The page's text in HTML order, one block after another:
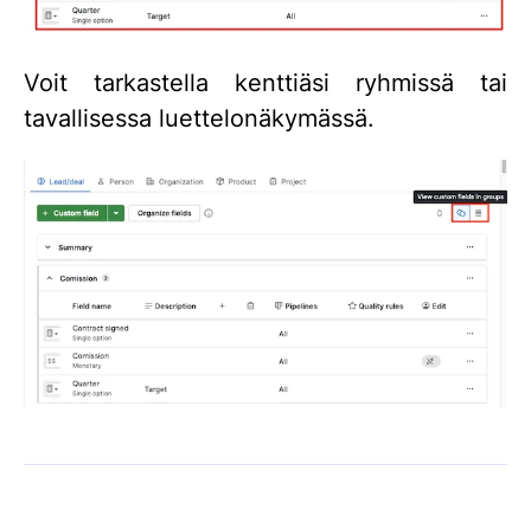
Voit tarkastella kenttiäsi ryhmissä tai
tavallisessa luettelonäkymässä.